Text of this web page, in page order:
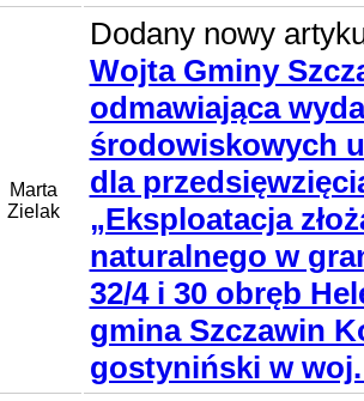
Marta
Zielak
Dodany nowy
Wojta Gminy
odmawiająca
środowiskowych
dla
„Eksploatacja
naturalnego w
32/4 i 30 obręb
gmina Szczawin
gostyniński w